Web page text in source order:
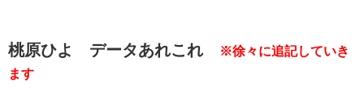
桃原ひよ データあれこれ
※徐々に追記していき
ます